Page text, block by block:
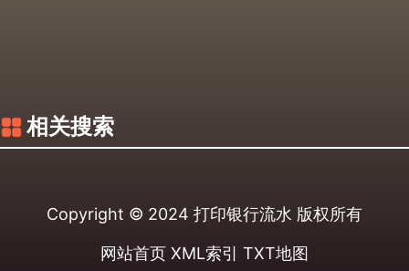
相关搜索
Copyright © 2024 打印银行流水 版权所有
网站首页 XML索引 TXT地图